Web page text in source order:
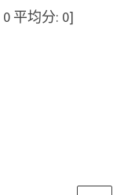
0 平均分: 0]